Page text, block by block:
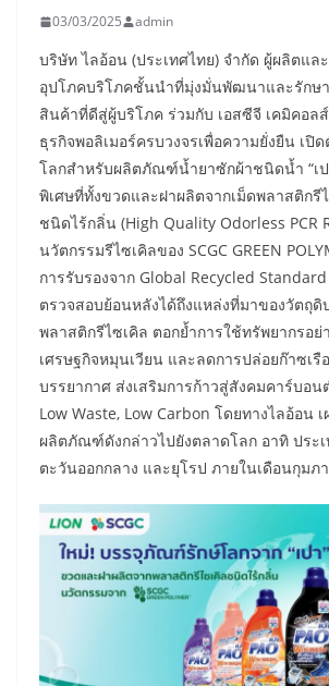
03/03/2025 admin
บริษัท ไลอ้อน (ประเทศไทย) จำกัด ผู้ผลิตแล
อุปโภคบริโภคชั้นนำที่มุ่งมั่นพัฒนาและรักษ
สินค้าที่ดีสู่ผู้บริโภค ร่วมกับ เอสซีจี เคมิคอลส์
ธุรกิจพอลิเมอร์ครบวงจรเพื่อความยั่งยืน เ
โลกสำหรับผลิตภัณฑ์น้ำยาซักผ้าชนิดน้ำ “เป
พิเศษที่ทั้งขวดและฝาผลิตจากเม็ดพลาสติก
ชนิดไร้กลิ่น (High Quality Odorless PCR
นวัตกรรมรีไซเคิลของ SCGC GREEN
การรับรองจาก Global Recycled Standard
ตรวจสอบย้อนหลังได้ถึงแหล่งที่มาของวัตถุดิ
พลาสติกรีไซเคิล ตอกย้ำการใช้ทรัพยากรอ
เศรษฐกิจหมุนเวียน และลดการปล่อยก๊าซเ
บรรยากาศ ส่งเสริมการก้าวสู่สังคมคาร์บอน
Low Waste, Low Carbon โดยทางไลอ้อน
ผลิตภัณฑ์ดังกล่าวไปยังตลาดโลก อาทิ ประ
ตะวันออกกลาง และยุโรป ภายในเดือนกุมภ